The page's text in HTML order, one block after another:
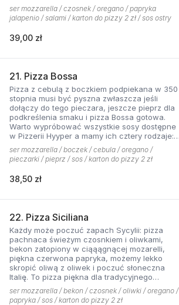
ser mozzarella / czosnek / oregano / papryka
jalapenio / salami / karton do pizzy 2 zł / sos ostry
39,00 zł
21. Pizza Bossa
Pizza z cebulą z boczkiem podpiekana w 350
stopnia musi być pyszna zwłaszcza jeśli
dołączy do tego pieczara, jeszcze pieprz dla
podkreślenia smaku i pizza Bossa gotowa.
Warto wypróbować wszystkie sosy dostępne
w Pizzerii Hyyper a mamy ich cztery rodzaje:
pomidorowy łagodny, pomidorowy pikantny,
jogurtowo-czosnkowy oraz sos słodko-
kwaśny , każdy niepowtarzalny w smaku.
ser mozzarella / boczek / cebula / oregano /
pieczarki / pieprz / sos / karton do pizzy 2 zł
38,50 zł
22. Pizza Siciliana
Każdy może poczuć zapach Sycylii: pizza
pachnaca świeżym czosnkiem i oliwkami,
bekon zatopiony w ciąąągnącej mozarelli,
piękna czerwona papryka, możemy lekko
skropić oliwą z oliwek i poczuć słoneczna
Italię. To pizza piękna dla tradycyjnego
podniebienia
ser mozzarella / bekon / czosnek / oliwki / oregano /
papryka / sos / karton do pizzy 2 zł